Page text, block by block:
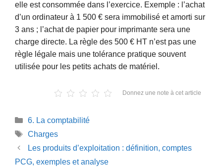
elle est consommée dans l’exercice. Exemple : l’achat
d’un ordinateur à 1 500 € sera immobilisé et amorti sur
3 ans ; l’achat de papier pour imprimante sera une
charge directe. La règle des 500 € HT n’est pas une
règle légale mais une tolérance pratique souvent
utilisée pour les petits achats de matériel.
Donnez une note à cet article
Catégories
6. La comptabilité
Étiquettes
Charges
Les produits d’exploitation : définition, comptes
PCG, exemples et analyse